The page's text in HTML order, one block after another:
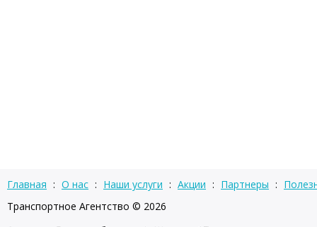
Главная : О нас : Наши услуги : Акции : Партнеры :
Транспортное Агентство © 2026